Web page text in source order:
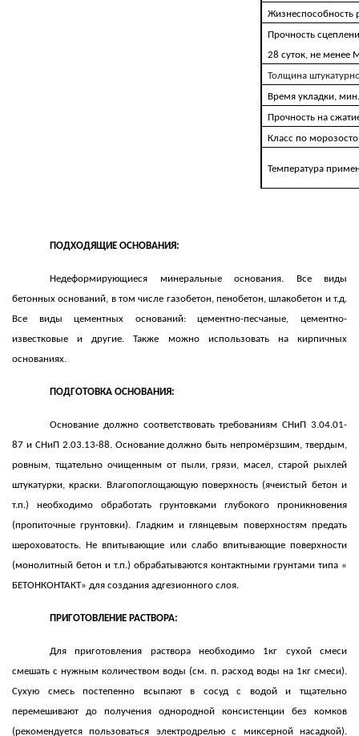
Жизнеспособность
Прочность
28 суток, не менее
Толщина
Время укладки,
Прочность на
Класс по
Температура
ПОДХОДЯЩИЕ ОСНОВАНИЯ:
Недеформирующиеся минеральные основания. Все виды
бетонных оснований, в том числе газобетон, пенобетон, шлакобетон и т.д.
Все виды цементных оснований: цементно-песчаные, цементно-
известковые и другие. Также можно использовать на кирпичных
основаниях.
ПОДГОТОВКА ОСНОВАНИЯ:
Основание должно соответствовать требованиям СНиП 3.04.01-
87 и СНиП 2.03.13-88. Основание должно быть непромёрзшим, твердым,
ровным, тщательно очищенным от пыли, грязи, масел, старой рыхлей
штукатурки, краски. Влагопоглощающую поверхность (ячеистый бетон и
т.п.) необходимо обработать грунтовками глубокого проникновения
(пропиточные грунтовки). Гладким и глянцевым поверхностям предать
шероховатость. Не впитывающие или слабо впитывающие поверхности
(монолитный бетон и т.п.) обрабатываются контактными грунтами типа «
БЕТОНКОНТАКТ» для создания адгезионного слоя.
ПРИГОТОВЛЕНИЕ РАСТВОРА:
Для приготовления раствора необходимо 1кг сухой смеси
смешать с нужным количеством воды (см. п. расход воды на 1кг смеси).
Сухую смесь постепенно всыпают в сосуд с водой и тщательно
перемешивают до получения однородной консистенции без комков
(рекомендуется пользоваться электродрелью с миксерной насадкой).